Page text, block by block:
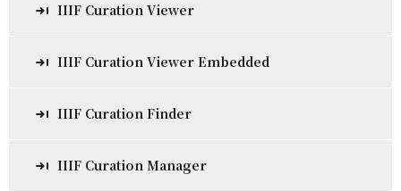
IIIF Curation Viewer
IIIF Curation Viewer Embedded
IIIF Curation Finder
IIIF Curation Manager